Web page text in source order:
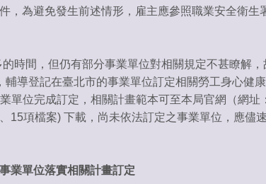
，為避免發生前述情形，雇主應參照職業安全衛
間，但仍有部分事業單位對相關規定不甚瞭解，
導登記在臺北市的事業單位訂定相關勞工身心健
單位完成訂定，相關計畫範本可至本局官網（網址：
15項檔案) 下載，尚未依法訂定之事業單位，應儘
業單位落實相關計畫訂定